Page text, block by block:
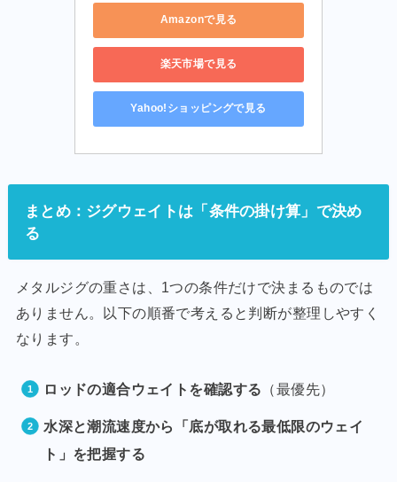
Amazonで見る
楽天市場で見る
Yahoo!ショッピングで見る
まとめ：ジグウェイトは「条件の掛け算」で決め
る
メタルジグの重さは、1つの条件だけで決まるものでは
ありません。以下の順番で考えると判断が整理しやすく
なります。
ロッドの適合ウェイトを確認する （最優先）
水深と潮流速度から「底が取れる最低限のウェイ
ト」を把握する